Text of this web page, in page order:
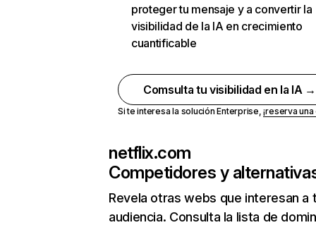
proteger tu mensaje y a convertir la
visibilidad de la IA en crecimiento
cuantificable
Comsulta tu visibilidad en la IA →
Si te interesa la solución Enterprise,¡reserva
netflix.com
Competidores y
Revela otras webs que interesan a
audiencia. Consulta la lista de